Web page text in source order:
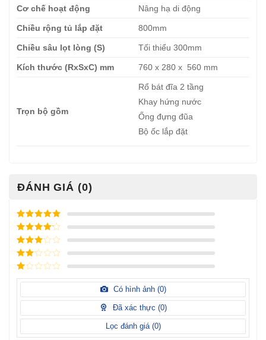
Cơ chế hoạt động Nâng hạ di động
Chiều rộng tủ lắp đặt 800mm
Chiều sâu lọt lòng (S) Tối thiểu 300mm
Kích thước (RxSxC) mm 760 x 280 x 560 mm
Trọn bộ gồm
Rổ bát đĩa 2 tầng
Khay hứng nước
Ống đựng đũa
Bộ ốc lắp đặt
ĐÁNH GIÁ (0)
Được xếp
hạng
5
5
sao
Được xếp
hạng
4
5
sao
Được
xếp
hạng3
5 sao
Được
hạng
sao
Được
hạng
1
sao
Có hình ảnh (0)
Đã xác thực (0)
Lọc đánh giá (0)